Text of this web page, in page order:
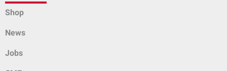
Shop
News
Jobs